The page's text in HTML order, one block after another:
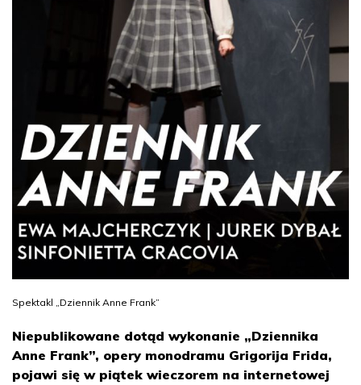
Spektakl „Dziennik Anne Frank”
Niepublikowane dotąd wykonanie „Dziennika
Anne Frank”, opery monodramu Grigorija Frida,
pojawi się w piątek wieczorem na internetowej